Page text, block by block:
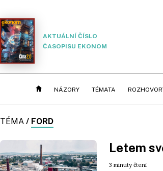
AKTUÁLNÍ ČÍSLO
ČASOPISU EKONOM
NÁZORY TÉMATA
TÉMA / FORD
Letem
3 minuty čtení